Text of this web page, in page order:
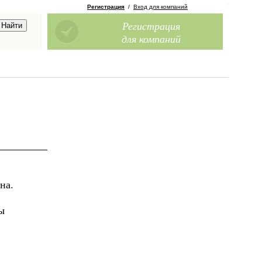
Регистрация / Вход для компаний
Регистрация
для компаний